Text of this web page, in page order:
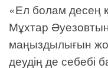
«Ел болам десең
Мұхтар Әуезовтың
маңыздылығын
деудің де себебі